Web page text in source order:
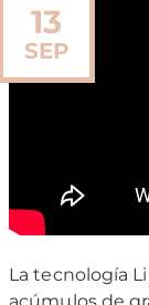
13
SEP
La tecnología
acúmulos de